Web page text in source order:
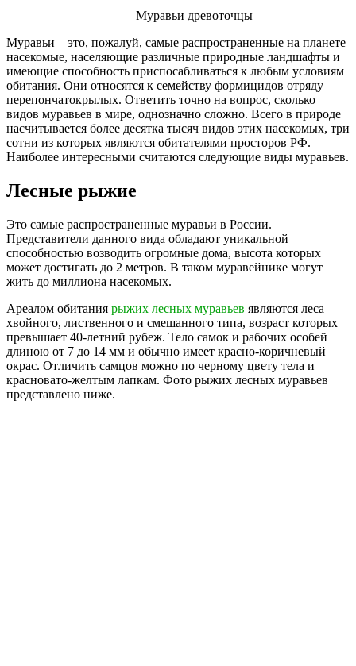
Муравьи древоточцы
Муравьи – это, пожалуй, самые распространенные на планете
насекомые, населяющие различные природные ландшафты и
имеющие способность приспосабливаться к любым условиям
обитания. Они относятся к семейству формицидов отряду
перепончатокрылых. Ответить точно на вопрос, сколько
видов муравьев в мире, однозначно сложно. Всего в природе
насчитывается более десятка тысяч видов этих насекомых, три
сотни из которых являются обитателями просторов РФ.
Наиболее интересными считаются следующие виды муравьев.
Лесные рыжие
Это самые распространенные муравьи в России.
Представители данного вида обладают уникальной
способностью возводить огромные дома, высота которых
может достигать до 2 метров. В таком муравейнике могут
жить до миллиона насекомых.
Ареалом обитания рыжих лесных муравьев являются леса
хвойного, лиственного и смешанного типа, возраст которых
превышает 40-летний рубеж. Тело самок и рабочих особей
длиною от 7 до 14 мм и обычно имеет красно-коричневый
окрас. Отличить самцов можно по черному цвету тела и
красновато-желтым лапкам. Фото рыжих лесных муравьев
представлено ниже.